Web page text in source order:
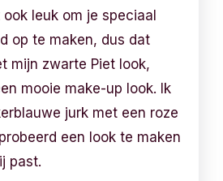
leuk om je speciaal
op te maken, dus dat
mijn zwarte Piet look,
mooie make-up look. Ik
jurk met een roze
een look te maken
past.